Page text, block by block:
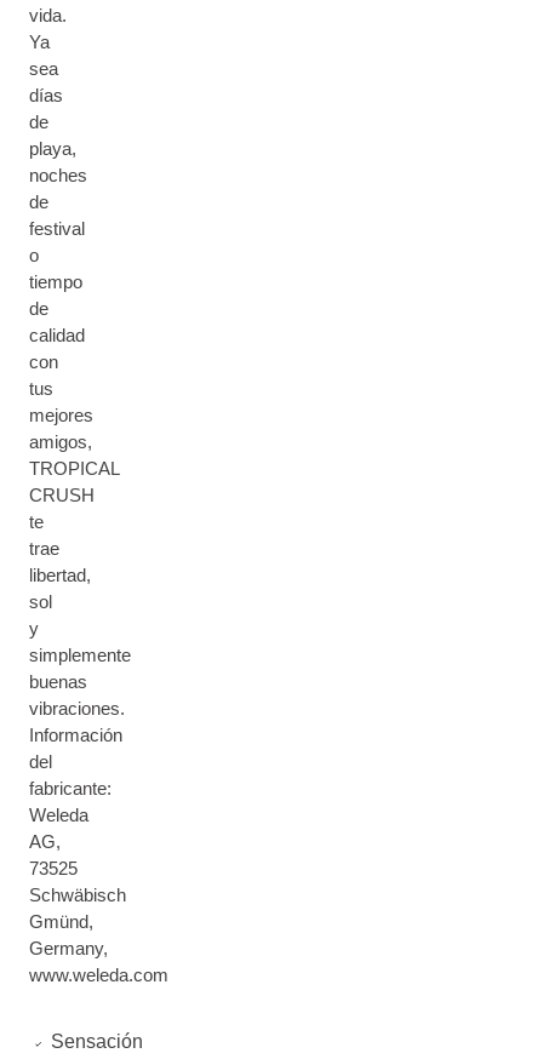
vida.
​Ya
sea
días
de
playa,
noches
de
festival
o
tiempo
de
calidad
con
tus
mejores
amigos,
TROPICAL
CRUSH
te
trae
libertad,
sol
y
simplemente
buenas
vibraciones.
Información
del
fabricante:
Weleda
AG,
73525
Schwäbisch
Gmünd,
Germany,
www.weleda.com
Sensación